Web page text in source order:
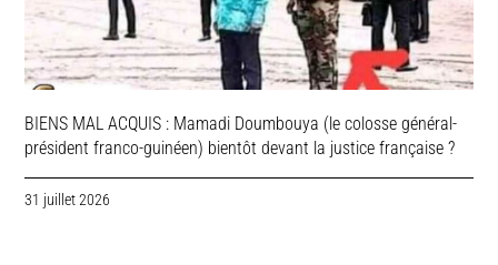
BIENS MAL ACQUIS : Mamadi Doumbouya (le colosse général-
président franco-guinéen) bientôt devant la justice française ?
31 juillet 2026